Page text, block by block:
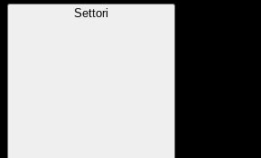
Settori